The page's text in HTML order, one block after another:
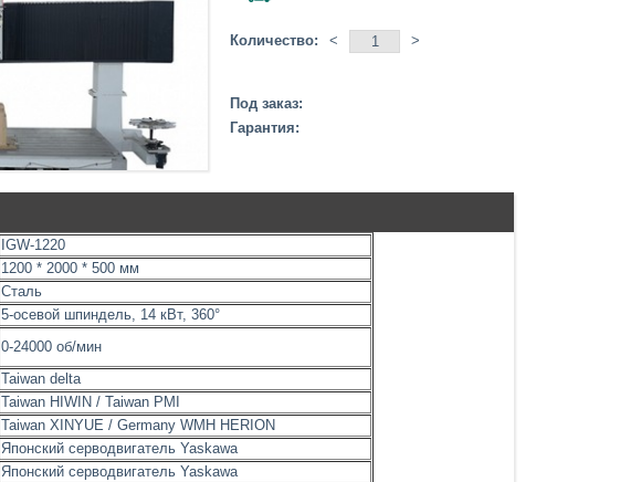
Количество: < >
Под заказ:
Гарантия:
IGW-1220
1200 * 2000 * 500 мм
Сталь
5-осевой шпиндель, 14 кВт, 360°
0-24000 об/мин
Taiwan delta
Taiwan HIWIN / Taiwan PMI
Taiwan XINYUE / Germany WMH HERION
Японский серводвигатель Yaskawa
Японский серводвигатель Yaskawa